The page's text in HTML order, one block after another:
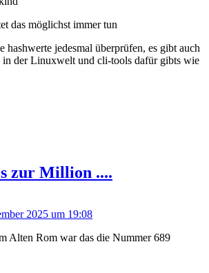
das möglichst immer tun
hashwerte jedesmal überprüfen, es gibt auch
in der Linuxwelt und cli-tools dafür gibts wie
zur Million ....
2025 um 19:08
Rom war das die Nummer 689